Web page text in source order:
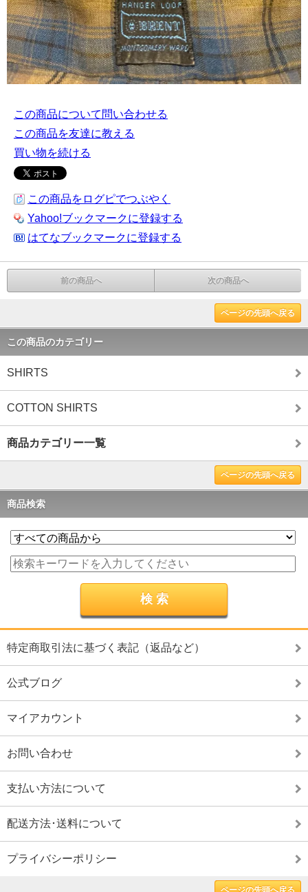
この商品について問い合わせる
この商品を友達に教える
買い物を続ける
この商品をログピでつぶやく
Yahoo!ブックマークに登録する
はてなブックマークに登録する
前の商品へ 次の商品へ
ページの先頭へ戻る
この商品のカテゴリー
SHIRTS
COTTON SHIRTS
商品カテゴリー一覧
ページの先頭へ戻る
商品検索
特定商取引法に基づく表記（返品など）
公式ブログ
マイアカウント
お問い合わせ
支払い方法について
配送方法･送料について
プライバシーポリシー
ページの先頭へ戻る